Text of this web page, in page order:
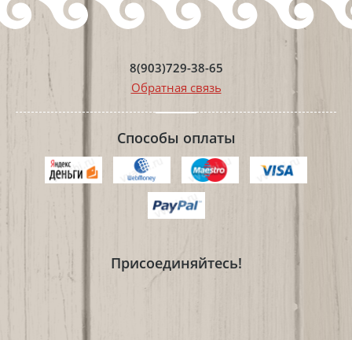
8(903)729-38-65
Обратная связь
Способы оплаты
Присоединяйтесь!